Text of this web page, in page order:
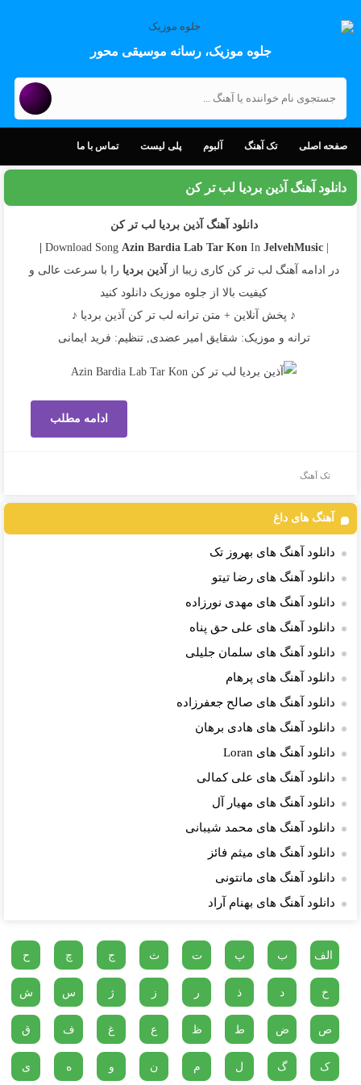
جلوه موزیک، رسانه موسیقی محور
صفحه اصلی تک آهنگ آلبوم پلی لیست تماس با ما
دانلود آهنگ آذین بردیا لب تر کن
دانلود آهنگ آذین بردیا لب تر کن
| Download Song
Azin Bardia Lab Tar KonIn JelvehMusic |
در ادامه آهنگ لب تر کن کاری زیبا از
آذین بردیا را با سرعت عالی و
کیفیت بالا از جلوه موزیک دانلود کنید
♪ پخش آنلاین + متن ترانه لب تر کن آذین بردیا ♪
ترانه و موزیک: شقایق امیر عضدی, تنظیم: فرید ایمانی
ادامه مطلب
تک آهنگ
آهنگ های داغ
دانلود آهنگ های بهروز تک
دانلود آهنگ های رضا تیتو
دانلود آهنگ های مهدی نورزاده
دانلود آهنگ های علی حق پناه
دانلود آهنگ های سلمان جلیلی
دانلود آهنگ های پرهام
دانلود آهنگ های صالح جعفرزاده
دانلود آهنگ های هادی برهان
دانلود آهنگ های Loran
دانلود آهنگ های علی کمالی
دانلود آهنگ های مهیار آل
دانلود آهنگ های محمد شیبانی
دانلود آهنگ های میثم فائز
دانلود آهنگ های مانتونی
دانلود آهنگ های بهنام آراد
الف ب پ ت ث ج چ ح
خ د ذ ر ز ژ س ش
ص ض ط ظ ع غ ف ق
ک گ ل م ن و ه ی